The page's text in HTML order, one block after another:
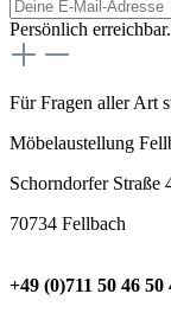
Persönlich
Für Fragen aller Art
Möbelaustellung
Schorndorfer Straße
70734 Fellbach
+49 (0)711 50 46 50